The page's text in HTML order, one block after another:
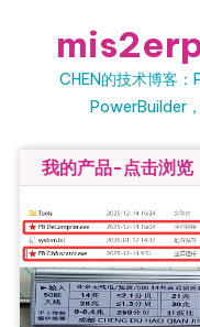
CHEN的技术博客：
PowerBuilder
我的产品-点击浏览